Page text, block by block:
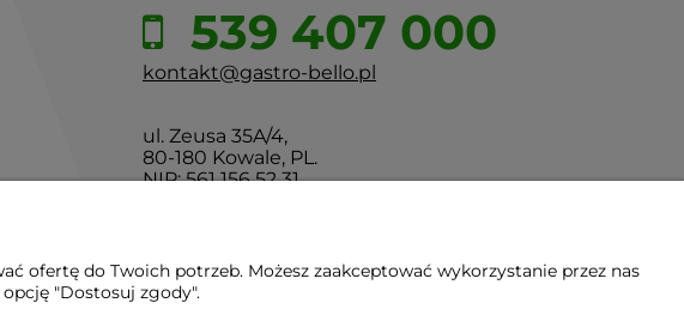
539 407 000
kontakt@gastro-bello.pl
ul. Zeusa 35A/4,
80-180 Kowale, PL.
NIP: 561 156 52 31
| Gdańsk - Trójmiasto - Pomorskie
ofertę do Twoich potrzeb. Możesz zaakceptować wykorzystanie przez nas
"Dostosuj zgody".